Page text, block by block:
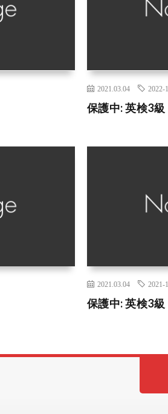
2021.03.04 2022-1
保護中: 英検3級
2021.03.04 2021-1
保護中: 英検3級